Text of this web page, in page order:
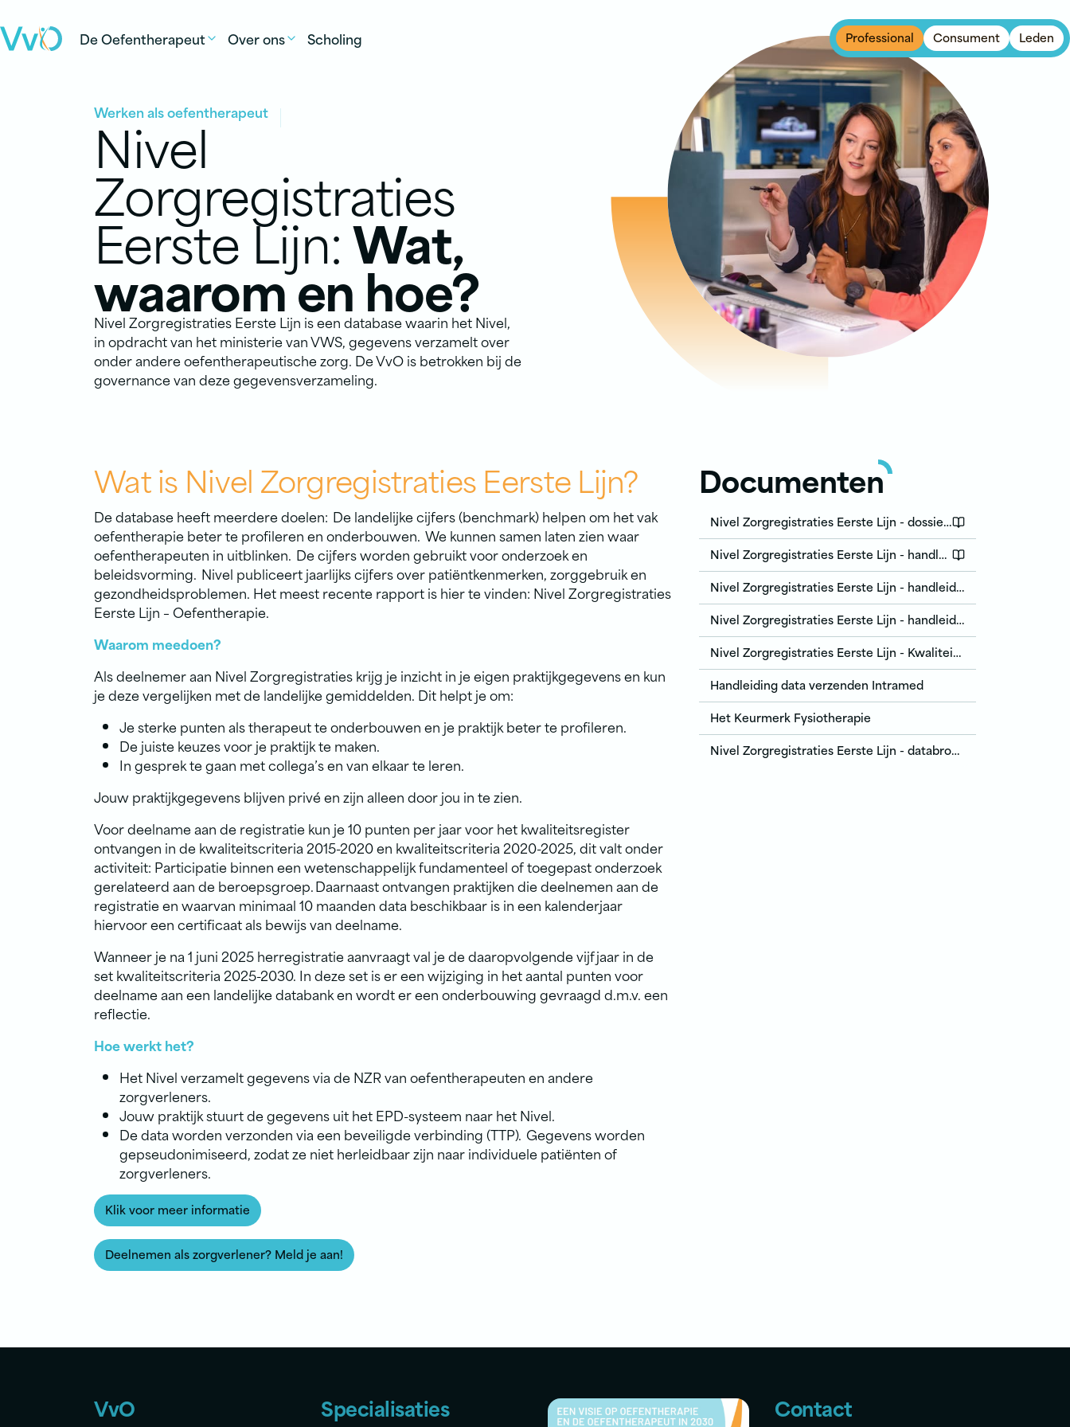
Ga naar de inhoudDe Oefentherapeut Over ons Scholing Professional Consument Leden
Werken als oefentherapeut
Nivel
Zorgregistraties
Eerste Lijn:Wat,
waarom en hoe?
Nivel Zorgregistraties Eerste Lijn is een database waarin het Nivel,
in opdracht van het ministerie van VWS, gegevens verzamelt over
onder andere oefentherapeutische zorg. De VvO is betrokken bij de
governance van deze gegevensverzameling.
Wat is Nivel Zorgregistraties Eerste Lijn?
De database heeft meerdere doelen: De landelijke cijfers (benchmark) helpen om het vak
oefentherapie beter te profileren en onderbouwen. We kunnen samen laten zien waar
oefentherapeuten in uitblinken. De cijfers worden gebruikt voor onderzoek en
beleidsvorming. Nivel publiceert jaarlijks cijfers over patiëntkenmerken, zorggebruik en
gezondheidsproblemen. Het meest recente rapport is hier te vinden: Nivel Zorgregistraties
Eerste Lijn – Oefentherapie.
Waarom meedoen?
Als deelnemer aan Nivel Zorgregistraties krijg je inzicht in je eigen praktijkgegevens en kun
je deze vergelijken met de landelijke gemiddelden. Dit helpt je om:
Je sterke punten als therapeut te onderbouwen en je praktijk beter te profileren.
De juiste keuzes voor je praktijk te maken.
In gesprek te gaan met collega’s en van elkaar te leren.
Jouw praktijkgegevens blijven privé en zijn alleen door jou in te zien.
Voor deelname aan de registratie kun je 10 punten per jaar voor het kwaliteitsregister
ontvangen in de kwaliteitscriteria 2015-2020 en kwaliteitscriteria 2020-2025, dit valt onder
activiteit: Participatie binnen een wetenschappelijk fundamenteel of toegepast onderzoek
gerelateerd aan de beroepsgroep. Daarnaast ontvangen praktijken die deelnemen aan de
registratie en waarvan minimaal 10 maanden data beschikbaar is in een kalenderjaar
hiervoor een certificaat als bewijs van deelname.
Wanneer je na 1 juni 2025 herregistratie aanvraagt val je de daaropvolgende vijf jaar in de
set kwaliteitscriteria 2025-2030. In deze set is er een wijziging in het aantal punten voor
deelname aan een landelijke databank en wordt er een onderbouwing gevraagd d.m.v. een
reflectie.
Hoe werkt het?
Het Nivel verzamelt gegevens via de NZR van oefentherapeuten en andere
zorgverleners.
Jouw praktijk stuurt de gegevens uit het EPD-systeem naar het Nivel.
De data worden verzonden via een beveiligde verbinding (TTP). ​Gegevens worden
gepseudonimiseerd, zodat ze niet herleidbaar zijn naar individuele patiënten of
zorgverleners.
Klik voor meer informatie
Deelnemen als zorgverlener? Meld je aan!
Documenten
Nivel Zorgregistraties Eerste Lijn - dossiergegevens
Nivel Zorgregistraties Eerste Lijn - handleiding FRM
Nivel Zorgregistraties Eerste Lijn - handleiding Fysiomanager
Nivel Zorgregistraties Eerste Lijn - handleiding Winmens
Nivel Zorgregistraties Eerste Lijn - Kwaliteit uitvraag
Handleiding data verzenden Intramed
Het Keurmerk Fysiotherapie
Nivel Zorgregistraties Eerste Lijn - databron ziekten en zorg in de eerste lijn
VvO Specialisaties Contact